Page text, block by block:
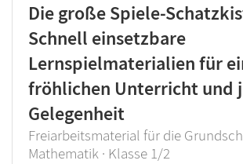
Die große Spiele-
Schnell einsetzbare
Lernspielmaterialien für
fröhlichen Unterricht und
Gelegenheit
Freiarbeitsmaterial für die
Mathematik · Klasse 1/2